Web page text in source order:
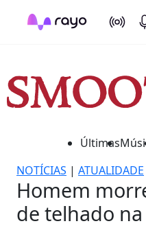
On Air
Últimas
NOTÍCIAS | ATUALIDADE
Homem
de telhado na